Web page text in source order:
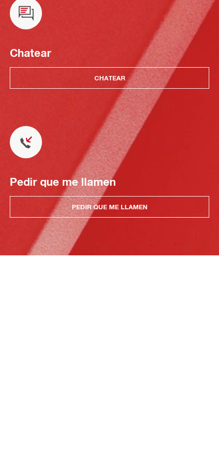
Chatear
CHATEAR
Pedir que me llamen
PEDIR QUE ME LLAMEN